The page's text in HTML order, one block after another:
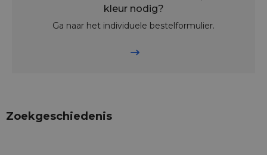
kleur nodig?
Ga naar het individuele bestelformulier.
Zoekgeschiedenis